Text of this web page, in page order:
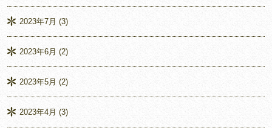
2023年7月 (3)
2023年6月 (2)
2023年5月 (2)
2023年4月 (3)